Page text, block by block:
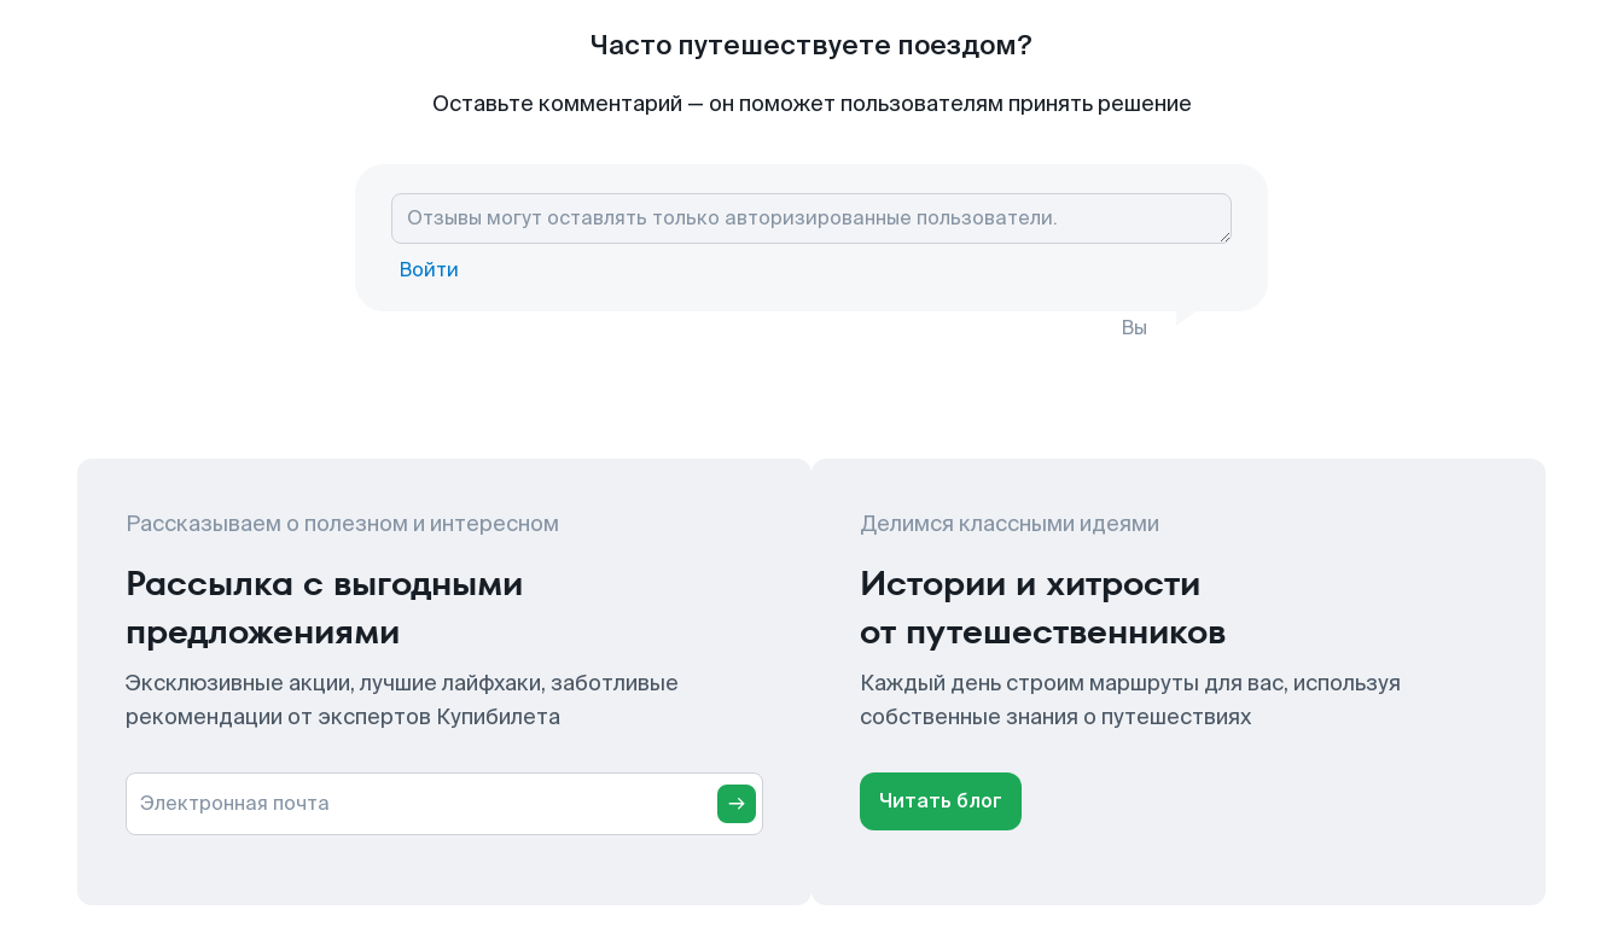
Часто путешествуете поездом?
Оставьте комментарий — он поможет пользователям принять решение
Войти
Вы
Рассказываем о полезном и интересном
Рассылка с выгодными
предложениями
Эксклюзивные акции, лучшие лайфхаки, заботливые
рекомендации от экспертов Купибилета
Электронная почта
Делимся классными идеями
Истории и хитрости
от путешественников
Каждый день строим маршруты для вас, используя
собственные знания о путешествиях
Читать блог